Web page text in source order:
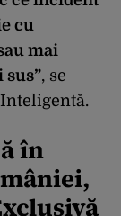
cu
mai
, se
în